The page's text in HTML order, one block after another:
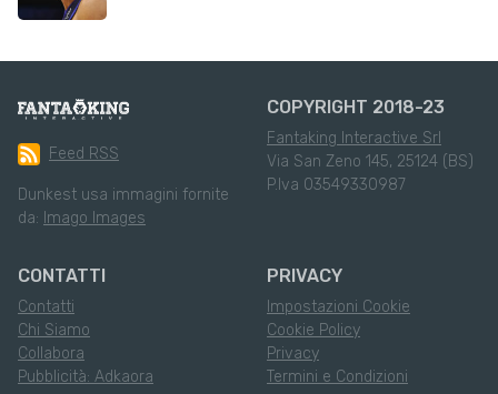
Feed RSS
Dunkest usa immagini fornite
da: Imago Images
COPYRIGHT 2018-23
Fantaking Interactive Srl
Via San Zeno 145, 25124 (BS)
P.Iva 03549330987
CONTATTI
Contatti
Chi Siamo
Collabora
Pubblicità: Adkaora
PRIVACY
Impostazioni Cookie
Cookie Policy
Privacy
Termini e Condizioni